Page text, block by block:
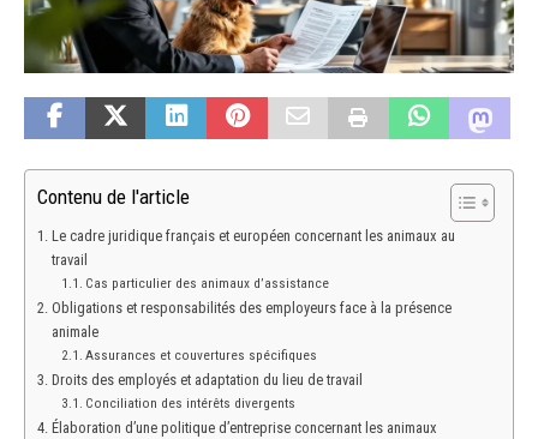
Contenu de l'article
Le cadre juridique français et européen concernant les animaux au
travail
Cas particulier des animaux d’assistance
Obligations et responsabilités des employeurs face à la présence
animale
Assurances et couvertures spécifiques
Droits des employés et adaptation du lieu de travail
Conciliation des intérêts divergents
Élaboration d’une politique d’entreprise concernant les animaux